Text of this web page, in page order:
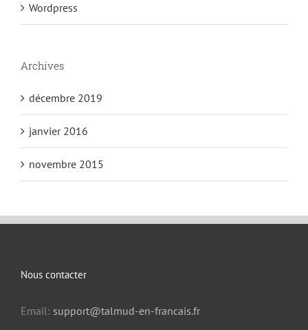
Wordpress
Archives
décembre 2019
janvier 2016
novembre 2015
Nous contacter
Email: support@talmud-en-francais.fr